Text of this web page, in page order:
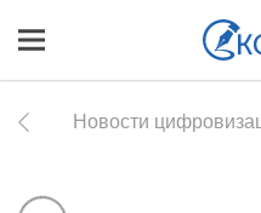
Новости